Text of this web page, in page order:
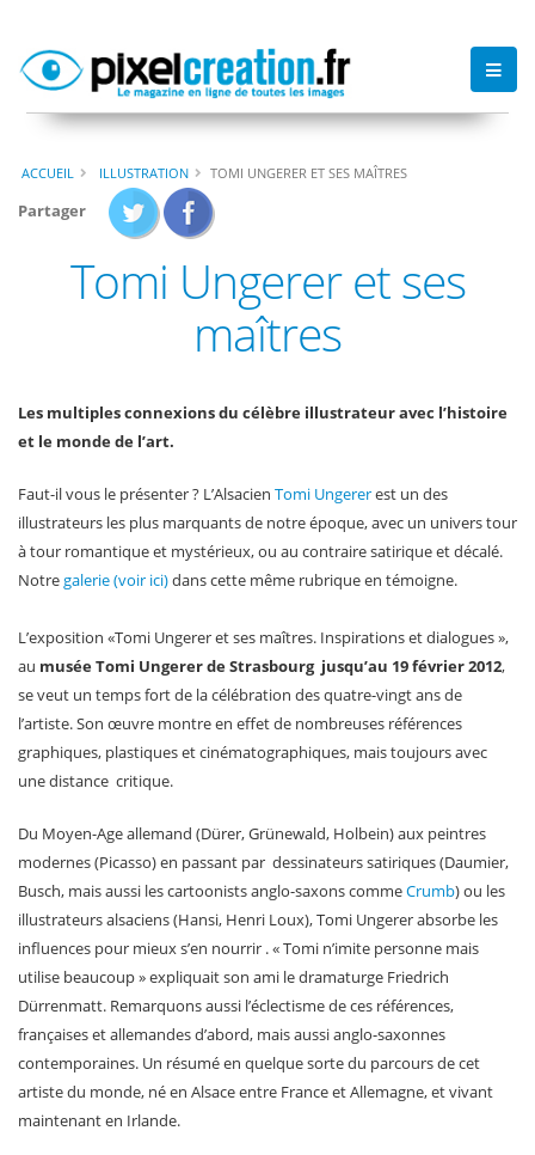
ACCUEIL ILLUSTRATION TOMI UNGERER ET SES MAÎTRES
Partager
Tomi Ungerer et ses
maîtres
Les multiples connexions du célèbre illustrateur avec l’histoire
et le monde de l’art.
Faut-il vous le présenter ? L’Alsacien Tomi Ungererest un des
illustrateurs les plus marquants de notre époque, avec un univers tour
à tour romantique et mystérieux, ou au contraire satirique et décalé.
Notregalerie (voir ici)dans cette même rubrique en témoigne.
L’exposition «Tomi Ungerer et ses maîtres. Inspirations et dialogues »,
au musée Tomi Ungerer de Strasbourg jusqu’au 19 février 2012,
se veut un temps fort de la célébration des quatre-vingt ans de
l’artiste. Son œuvre montre en effet de nombreuses références
graphiques, plastiques et cinématographiques, mais toujours avec
une distance critique.
Du Moyen-Age allemand (Dürer, Grünewald, Holbein) aux peintres
modernes (Picasso) en passant par dessinateurs satiriques (Daumier,
Busch, mais aussi les cartoonists anglo-saxons commeCrumb) ou les
illustrateurs alsaciens (Hansi, Henri Loux), Tomi Ungerer absorbe les
influences pour mieux s’en nourrir . « Tomi n’imite personne mais
utilise beaucoup » expliquait son ami le dramaturge Friedrich
Dürrenmatt. Remarquons aussi l’éclectisme de ces références,
françaises et allemandes d’abord, mais aussi anglo-saxonnes
contemporaines. Un résumé en quelque sorte du parcours de cet
artiste du monde, né en Alsace entre France et Allemagne, et vivant
maintenant en Irlande.